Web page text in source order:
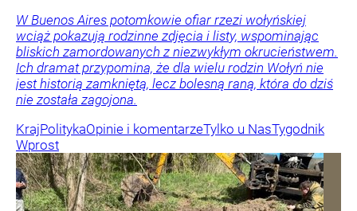
W Buenos Aires potomkowie ofiar rzezi wołyńskiej
wciąż pokazują rodzinne zdjęcia i listy, wspominając
bliskich zamordowanych z niezwykłym okrucieństwem.
Ich dramat przypomina, że dla wielu rodzin Wołyń nie
jest historią zamkniętą, lecz bolesną raną, która do dziś
nie została zagojona.
KrajPolitykaOpinie i komentarzeTylko u NasTygodnik
Wprost